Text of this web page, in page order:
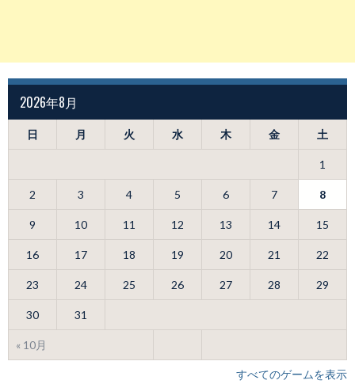
2026年8月
日 月 火 水 木 金 土
« 10月
1
2 3 4 5 6 7 8
9 10 11 12 13 14 15
16 17 18 19 20 21 22
23 24 25 26 27 28 29
30 31
すべてのゲームを表示